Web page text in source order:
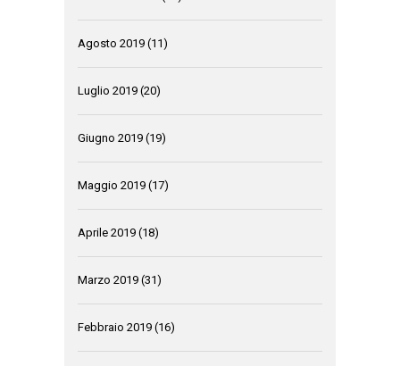
Agosto 2019 (11)
Luglio 2019 (20)
Giugno 2019 (19)
Maggio 2019 (17)
Aprile 2019 (18)
Marzo 2019 (31)
Febbraio 2019 (16)